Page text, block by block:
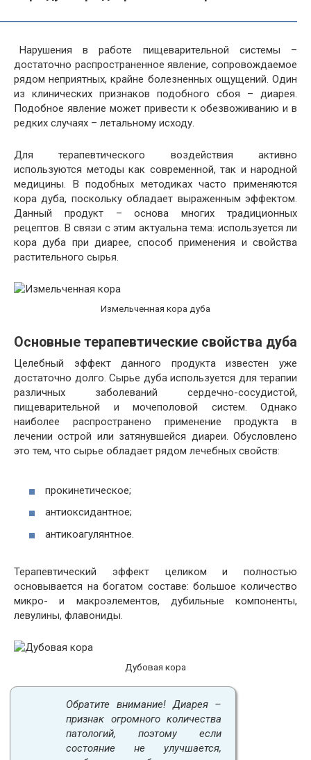
Нарушения в работе пищеварительной системы –
достаточно распространенное явление, сопровождаемое
рядом неприятных, крайне болезненных ощущений. Один
из клинических признаков подобного сбоя – диарея.
Подобное явление может привести к обезвоживанию и в
редких случаях – летальному исходу.
Для терапевтического воздействия активно
используются методы как современной, так и народной
медицины. В подобных методиках часто применяются
кора дуба, поскольку обладает выраженным эффектом.
Данный продукт – основа многих традиционных
рецептов. В связи с этим актуальна тема: используется ли
кора дуба при диарее, способ применения и свойства
растительного сырья.
Измельченная кора дуба
Основные терапевтические свойства дуба
Целебный эффект данного продукта известен уже
достаточно долго. Сырье дуба используется для терапии
различных заболеваний сердечно-сосудистой,
пищеварительной и мочеполовой систем. Однако
наиболее распространено применение продукта в
лечении острой или затянувшейся диареи. Обусловлено
это тем, что сырье обладает рядом лечебных свойств:
прокинетическое;
антиоксидантное;
антикоагулянтное.
Терапевтический эффект целиком и полностью
основывается на богатом составе: большое количество
микро- и макроэлементов, дубильные компоненты,
левулины, флавониды.
Дубовая кора
Обратите внимание! Диарея –
признак огромного количества
патологий, поэтому если
состояние не улучшается,